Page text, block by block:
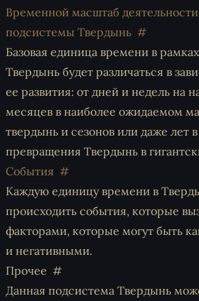
Временной масштаб
подсистемы Твердынь
Базовая единица времени в
Твердынь будет различаться в
ее развития: от дней и недель на
месяцев в наиболее ожидаемом
твердынь и сезонов или даже лет в
превращения Твердынь в
События
Каждую единицу времени в
происходить события, которые
факторами, которые могут быть
и негативными.
Прочее
Данная подсистема Твердынь